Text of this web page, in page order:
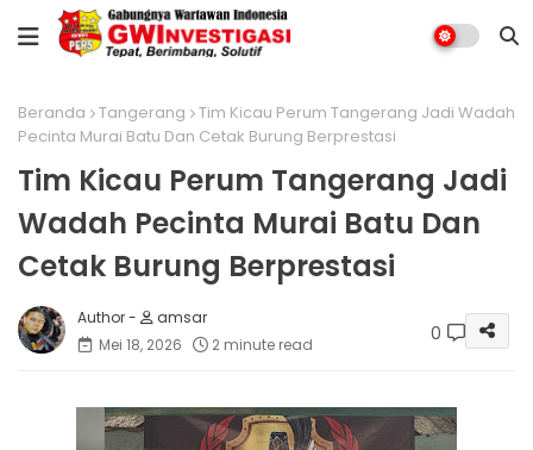
Beranda Tangerang
Tim Kicau Perum Tangerang Jadi Wadah
Pecinta Murai Batu Dan Cetak Burung Berprestasi
Tim Kicau Perum Tangerang Jadi
Wadah Pecinta Murai Batu Dan
Cetak Burung Berprestasi
amsar
Mei 18, 2026
2 minute read 0